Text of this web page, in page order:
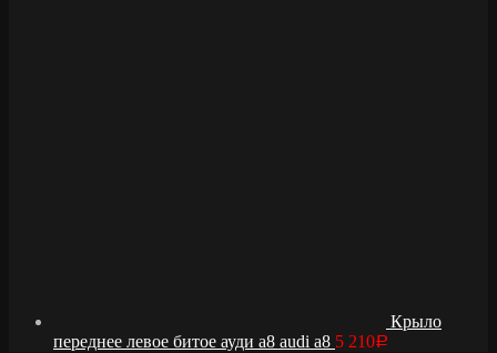
Крыло
переднее левое битое ауди а8 audi a8 5 210Р